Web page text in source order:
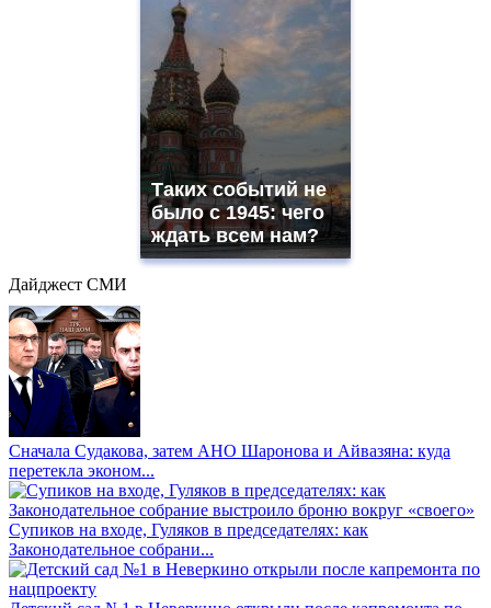
Таких событий не
было с 1945: чего
ждать всем нам?
Дайджест СМИ
Сначала Судакова, затем АНО Шаронова и Айвазяна: куда
перетекла эконом...
Супиков на входе, Гуляков в председателях: как
Законодательное собрани...